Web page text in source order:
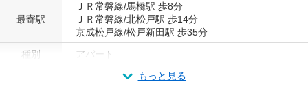
最寄駅
ＪＲ常磐線/馬橋駅 歩8分
ＪＲ常磐線/北松戸駅 歩14分
京成松戸線/松戸新田駅 歩35分
種別
アパート
もっと見る